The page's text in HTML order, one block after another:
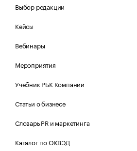
Выбор редакции
Кейсы
Вебинары
Мероприятия
Учебник РБК Компании
Статьи о бизнесе
Словарь PR и маркетинга
Каталог по ОКВЭД